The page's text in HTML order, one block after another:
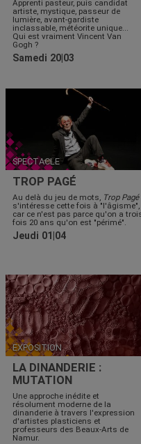
Apprenti pasteur, puis candidat
artiste, mystique, passeur de
lumière, avant-gardiste
inclassable, météorite unique...
Qui est vraiment Vincent Van
Gogh ?
Samedi 20|03
SPECTACLE
TROP PAGÉ
Au delà du jeu de mots, Trop Pagé
s'intéresse cette fois à "l'âgisme",
car ce n'est pas parce qu'on a
fois 20 ans qu'on est "périmé".
Jeudi 01|04
EXPOSITION
LA DINANDERIE :
MUTATION
Une approche inédite et
résolument moderne de la
dinanderie à travers l'expression
d'artistes plasticiens et
professeurs des Beaux-Arts de
Namur.